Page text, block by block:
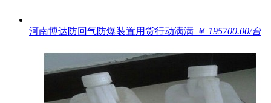
河南博达防回气防爆装置用货行动满满 ￥ 195700.00/台